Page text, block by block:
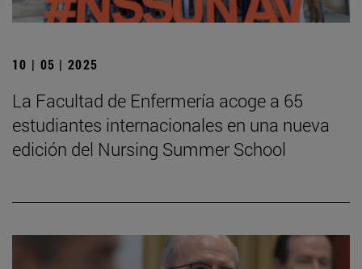
10 | 05 | 2025
La Facultad de Enfermería acoge a 65
estudiantes internacionales en una nueva
edición del Nursing Summer School